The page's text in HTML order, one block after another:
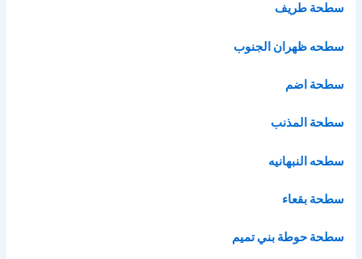
سطحة طريف
سطحه ظهران الجنوب
سطحة اضم
سطحة المذنب
سطحه النبهانيه
سطحة بقعاء
سطحة حوطة بني تميم